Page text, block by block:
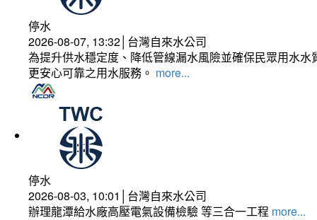
停水
2026-08-07, 13:32│台灣自來水公司
為提升供水穩定度、降低管線漏水風險並確保民眾用水
更安心可靠之用水服務。 more...
停水
2026-08-03, 10:01│台灣自來水公司
辦理龍潭給水廠高壓電氣設備檢驗 等三合一工程 more...